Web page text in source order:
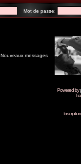
Mot de passe:
Nouveaux messages
Powered by